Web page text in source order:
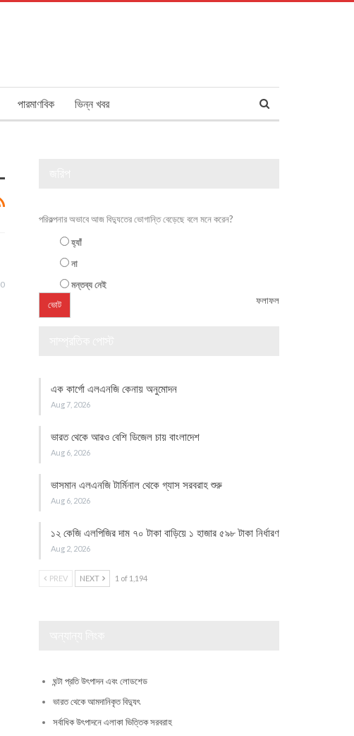
পারমাণবিক ভিন্ন খবর
0
পরিকল্পনার অভাবে আজ বিদ্যুতের ভোগান্তি বেড়েছে বলে মনে করেন?
হ্যাঁ
না
মন্তব্য নেই
ফলাফল
এক কার্গো এলএনজি কেনায় অনুমোদন
Aug 7, 2026
ভারত থেকে আরও বেশি ডিজেল চায় বাংলাদেশ
Aug 6, 2026
ভাসমান এলএনজি টার্মিনাল থেকে গ্যাস সরবরাহ শুরু
Aug 6, 2026
১২ কেজি এলপিজির দাম ৭০ টাকা বাড়িয়ে ১ হাজার ৫৯৮ টাকা নির্ধারণ
Aug 2, 2026
PREV NEXT 1 of 1,194
ঘন্টা প্রতি উৎপাদন এবং লোডশেড
ভারত থেকে আমদানিকৃত বিদ্যুৎ
সর্বাধিক উৎপাদনে এলাকা ভিত্তিক সরবরাহ